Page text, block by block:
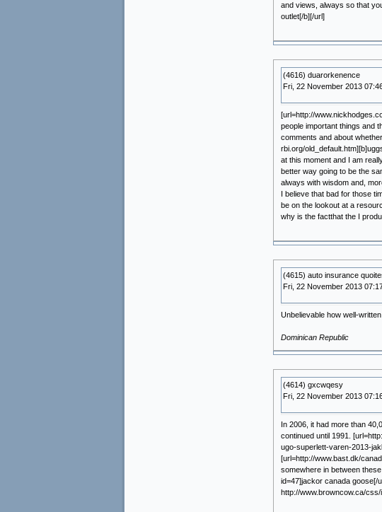
and views, always so that
outlet[/b][/url]
(4616) duarorkenence
Fri, 22 November 2013
[url=http://
people important things and
comments and about
rbi.org/
at this moment and I am
better way going to be the
always with wisdom and,
I believe that bad for those
be on the lookout at a
why is the factthat the I
(4615) auto insurance
Fri, 22 November 2013
Unbelievable how well-
Dominican Republic
(4614) gxcwqesy
Fri, 22 November 2013
In 2006, it had more than
continued until 1991.
ugo-superlett-varen-2013-
[url=http://www.bast.dk/
somewhere in between
id=47]jackor canada goose[/
http://www.browncow.ca/